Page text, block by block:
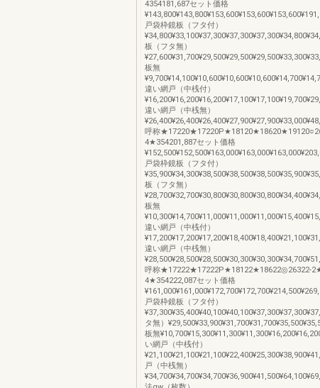
4354181,687セット価格
戸袋枠鏡板（フタ付）
板（フタ無）
板無
違い網戸（中桟付）
違い網戸（中桟無）
呼称
4★354201,887セット価格
戸袋枠鏡板（フタ付）
板（フタ無）
板無
違い網戸（中桟付）
違い網戸（中桟無）
呼称★17222★17222P★18122★18622◎26322-
4★354222,087セット価格
戸袋枠鏡板（フタ付）
タ無）
板無
い網戸（中桟付）
戸（中桟無）